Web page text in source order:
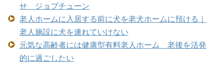
せ ジョブチューン
老人ホームに入居する前に犬を老犬ホームに預ける｜
老人施設に犬を連れていけない
元気な高齢者には健康型有料老人ホーム 老後を活発
的に過ごしたい